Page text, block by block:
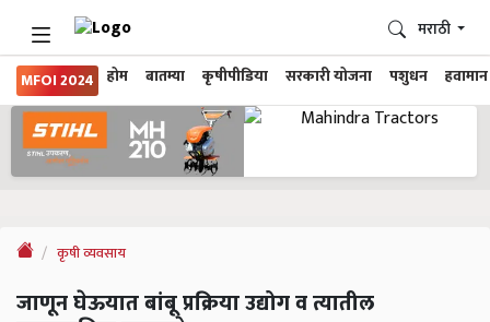
MFOI 2024 होम बातम्या कृषीपीडिया सरकारी योजना पशुधन हवामान
मराठी
कृषी व्यवसाय
जाणून घेऊयात बांबू प्रक्रिया उद्योग व त्यातील